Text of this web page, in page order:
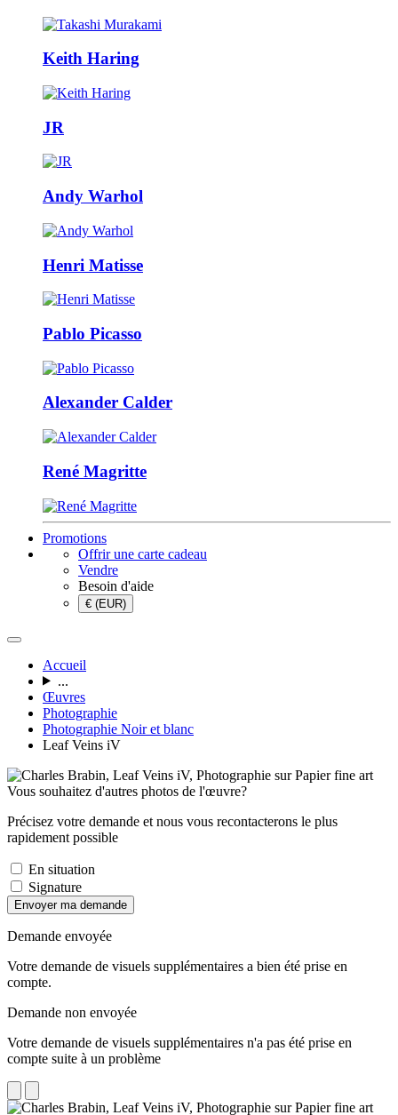
Keith Haring
JR
Andy Warhol
Henri Matisse
Pablo Picasso
Alexander Calder
René Magritte
Promotions
Offrir une carte cadeau
Vendre
Besoin d'aide
€ (EUR)
Accueil
...
Œuvres
Photographie
Photographie Noir et blanc
Leaf Veins iV
Vous souhaitez d'autres photos de l'œuvre?
Précisez votre demande et nous vous recontacterons le plus
rapidement possible
En situation
Signature
Envoyer ma demande
Demande envoyée
Votre demande de visuels supplémentaires a bien été prise en
compte.
Demande non envoyée
Votre demande de visuels supplémentaires n'a pas été prise en
compte suite à un problème